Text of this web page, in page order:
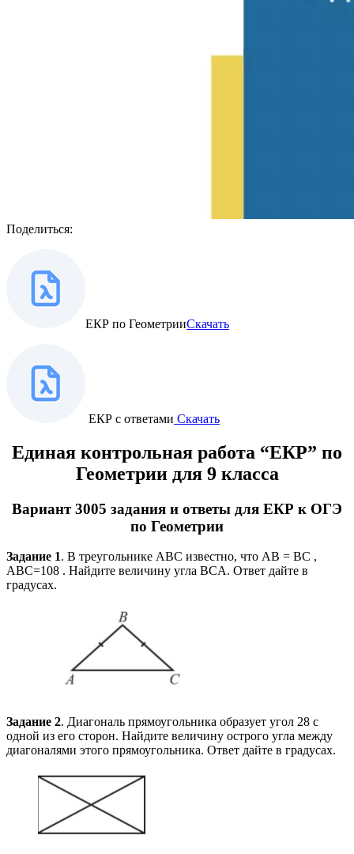
Поделиться:
ЕКР по ГеометрииСкачать
ЕКР с ответами Скачать
Единая контрольная работа “ЕКР” по
Геометрии для 9 класса
Вариант3005 задания и ответы для ЕКР к ОГЭ
по Геометрии
Задание 1. В треугольнике ABC известно, что AB = BC ,
ABC=108 . Найдите величину угла BCA. Ответ дайте в
градусах.
Задание 2. Диагональ прямоугольника образует угол 28 с
одной из его сторон. Найдите величину острого угла между
диагоналями этого прямоугольника. Ответ дайте в градусах.